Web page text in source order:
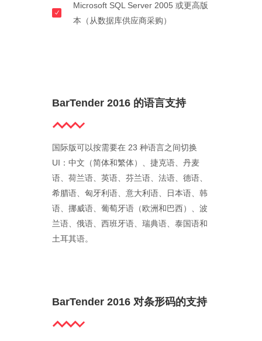
Microsoft SQL Server 2005 或更高版
本（从数据库供应商采购）
BarTender 2016 的语言支持
国际版可以按需要在 23 种语言之间切换
UI：中文（简体和繁体）、捷克语、丹麦
语、荷兰语、英语、芬兰语、法语、德语、
希腊语、匈牙利语、意大利语、日本语、韩
语、挪威语、葡萄牙语（欧洲和巴西）、波
兰语、俄语、西班牙语、瑞典语、泰国语和
土耳其语。
BarTender 2016 对条形码的支持